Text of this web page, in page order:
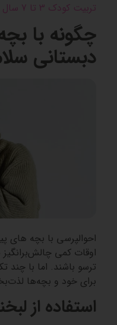
تربیت کودک 3 تا 7 سال
چگونه با
دبستانی
احوالپرسی با بچه
اوقات کمی چالش‌برانگیز
ترسو باشند. اما با چند
برای خود و بچه‌ها
استفاده از